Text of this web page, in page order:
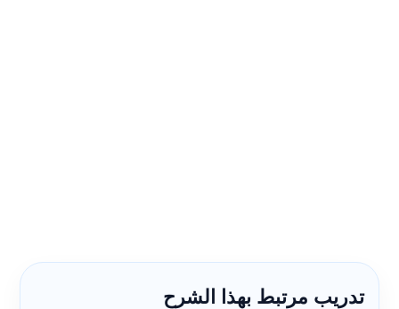
تدريب مرتبط بهذا الشرح